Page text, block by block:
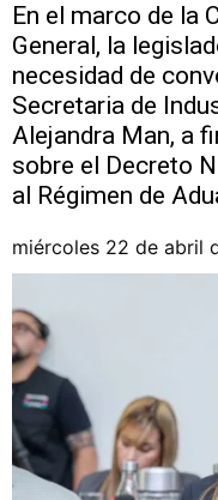
En el marco de la
General, la
necesidad de
Secretaria de
Alejandra Man, a
sobre el Decreto
al Régimen de
miércoles 22 de abril